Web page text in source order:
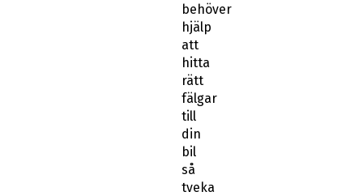
behöver
hjälp
att
hitta
rätt
fälgar
till
din
bil
så
tveka